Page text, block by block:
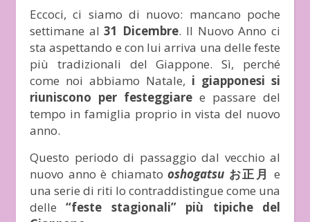
Eccoci, ci siamo di nuovo: mancano poche
settimane al31 Dicembre. Il Nuovo Anno ci
sta aspettando e con lui arriva una delle feste
più tradizionali del Giappone. Sì, perché
come noi abbiamo Natale, i giapponesi si
riuniscono per festeggiare e passare del
tempo in famiglia proprio in vista del nuovo
anno.
Questo periodo di passaggio dal vecchio al
nuovo anno è chiamatooshogatsu お正月 e
una serie di riti lo contraddistingue come una
delle“feste stagionali” più tipiche del